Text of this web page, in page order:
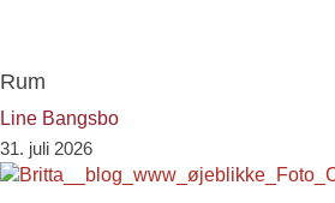
Rum
Line Bangsbo
31. juli 2026